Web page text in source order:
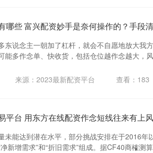
哪些 富兴配资妙手是奈何操作的？手段
东说念主一朝加了杠杆，就会不自愿地放大我
能多作念单、快收货，包括仓位越作念越大，
来源：2023最新配资平台 查看： 183
平台 用东方在线配资作念短线往来有上
未能达到潜在水平，部分挑战安排在于2016年
新增需求”和“折旧需求”组成。据CF40商榷测